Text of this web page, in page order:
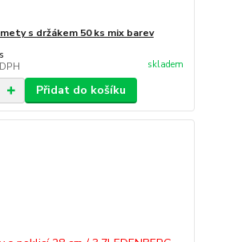
s držákem 50 ks mix barev
skladem
Přidat do košíku